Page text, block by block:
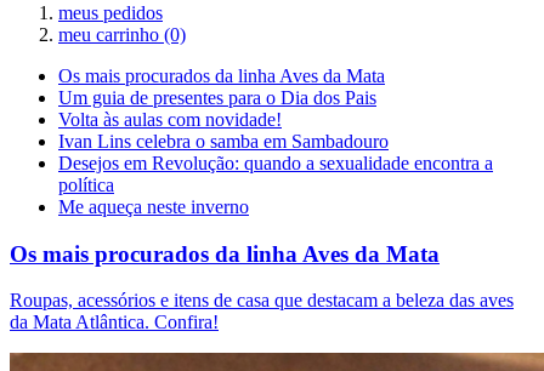
meus pedidos
meu carrinho (0)
Os mais procurados da linha Aves da Mata
Um guia de presentes para o Dia dos Pais
Volta às aulas com novidade!
Ivan Lins celebra o samba em Sambadouro
Desejos em Revolução: quando a sexualidade encontra a
política
Me aqueça neste inverno
Os mais procurados da linha Aves da Mata
Roupas, acessórios e itens de casa que destacam a beleza das aves
da Mata Atlântica. Confira!